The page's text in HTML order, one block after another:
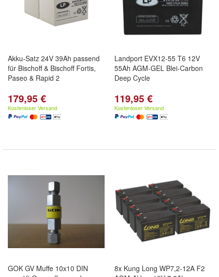
Akku-Satz 24V 39Ah passend
für Bischoff & Bischoff Fortis,
Paseo & Rapid 2
179,95 €
Kostenloser Versand
Landport EVX12-55 T6 12V
55Ah AGM-GEL Blei-Carbon
Deep Cycle
119,95 €
Kostenloser Versand
GOK GV Muffe 10x10 DIN
8x Kung Long WP7,2-12A F2